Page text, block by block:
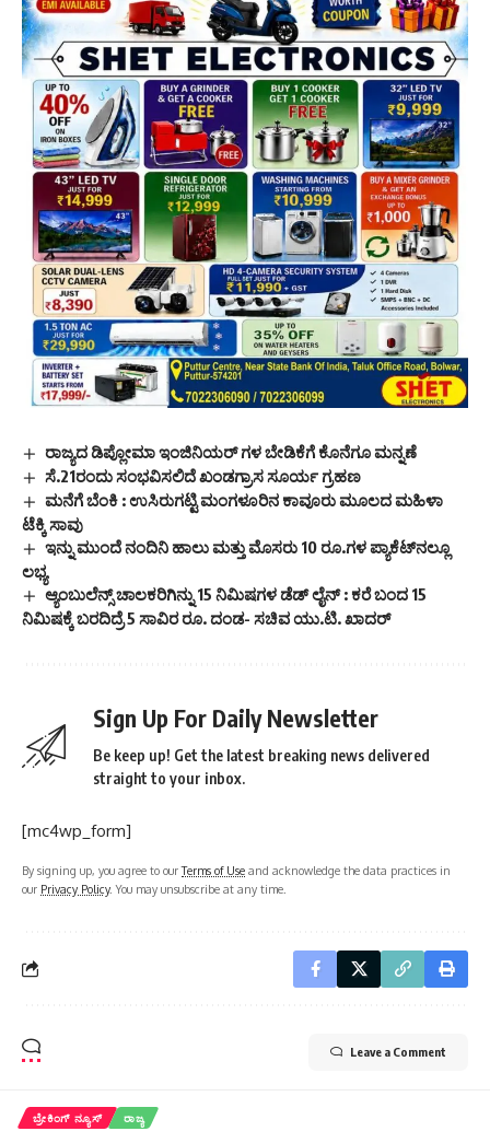
ರಾಜ್ಯದ ಡಿಪ್ಲೋಮಾ ಇಂಜಿನಿಯರ್ ಗಳ ಬೇಡಿಕೆಗೆ ಕೊನೆಗೂ ಮನ್ನಣೆ
ಸೆ.21ರಂದು ಸಂಭವಿಸಲಿದೆ ಖಂಡಗ್ರಾಸ ಸೂರ್ಯ ಗ್ರಹಣ
ಮನೆಗೆ ಬೆಂಕಿ : ಉಸಿರುಗಟ್ಟಿ ಮಂಗಳೂರಿನ ಕಾವೂರು ಮೂಲದ ಮಹಿಳಾ
ಟೆಕ್ಕಿ ಸಾವು
ಇನ್ನು ಮುಂದೆ ನಂದಿನಿ ಹಾಲು ಮತ್ತು ಮೊಸರು 10 ರೂ.ಗಳ ಪ್ಯಾಕೆಟ್‌ನಲ್ಲೂ
ಲಭ್ಯ
ಆ್ಯಂಬುಲೆನ್ಸ್ ಚಾಲಕರಿಗಿನ್ನು 15 ನಿಮಿಷಗಳ ಡೆಡ್ ಲೈನ್ : ಕರೆ ಬಂದ 15
ನಿಮಿಷಕ್ಕೆ ಬರದಿದ್ರೆ 5 ಸಾವಿರ ರೂ. ದಂಡ- ಸಚಿವ ಯು.ಟಿ. ಖಾದರ್
Sign Up For Daily Newsletter
Be keep up! Get the latest breaking news delivered
straight to your inbox.
[mc4wp_form]
By signing up, you agree to ourTerms of Use and acknowledge the data practices in
our Privacy Policy. You may unsubscribe at any time.
Leave a Comment
ಬ್ರೇಕಿಂಗ್ ನ್ಯೂಸ್ ರಾಜ್ಯ